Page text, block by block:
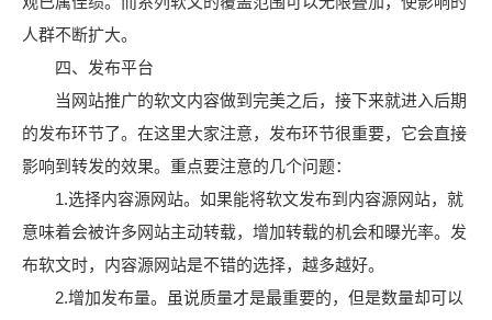
人群不断扩大。
四、发布平台
当网站推广的软文内容做到完美之后，接下来就进入后期
的发布环节了。在这里大家注意，发布环节很重要，它会直接
影响到转发的效果。重点要注意的几个问题：
1.选择内容源网站。如果能将软文发布到内容源网站，就
意味着会被许多网站主动转载，增加转载的机会和曝光率。发
布软文时，内容源网站是不错的选择，越多越好。
2.增加发布量。虽说质量才是最重要的，但是数量却可以